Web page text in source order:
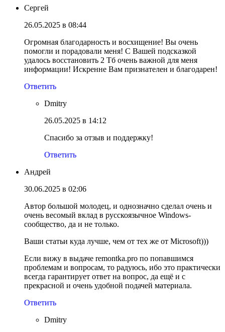
Сергей
26.05.2025 в 08:44
Огромная благодарность и восхищение! Вы очень
помогли и порадовали меня! С Вашей подсказкой
удалось восстановить 2 Тб очень важной для меня
информации! Искренне Вам признателен и благодарен!
Ответить
Dmitry
26.05.2025 в 14:12
Спасибо за отзыв и поддержку!
Ответить
Андрей
30.06.2025 в 02:06
Автор большой молодец, и однозначно сделал очень и
очень весомый вклад в русскоязычное Windows-
сообщество, да и не только.
Ваши статьи куда лучше, чем от тех же от Microsoft)))
Если вижу в выдаче remontka.pro по попавшимся
проблемам и вопросам, то радуюсь, ибо это практически
всегда гарантирует ответ на вопрос, да ещё и с
прекрасной и очень удобной подачей материала.
Ответить
Dmitry